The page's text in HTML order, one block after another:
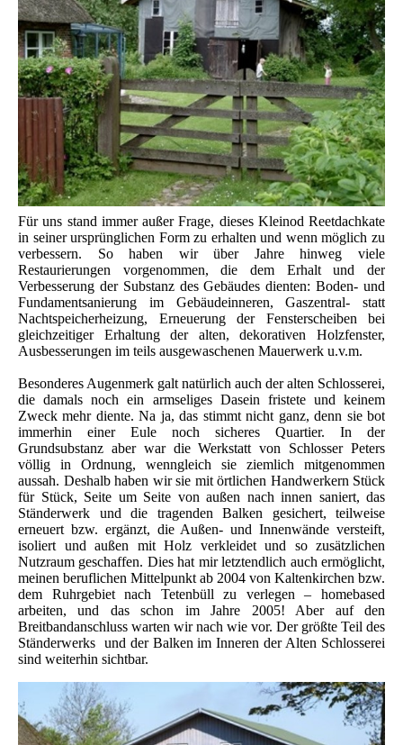
Für uns stand immer außer Frage, dieses Kleinod Reetdachkate
in seiner ursprünglichen Form zu erhalten und wenn möglich zu
verbessern. So haben wir über Jahre hinweg viele
Restaurierungen vorgenommen, die dem Erhalt und der
Verbesserung der Substanz des Gebäudes dienten: Boden- und
Fundamentsanierung im Gebäudeinneren, Gaszentral- statt
Nachtspeicherheizung, Erneuerung der Fensterscheiben bei
gleichzeitiger Erhaltung der alten, dekorativen Holzfenster,
Ausbesserungen im teils ausgewaschenen Mauerwerk u.v.m.
Besonderes Augenmerk galt natürlich auch der alten Schlosserei,
die damals noch ein armseliges Dasein fristete und keinem
Zweck mehr diente. Na ja, das stimmt nicht ganz, denn sie bot
immerhin einer Eule noch sicheres Quartier. In der
Grundsubstanz aber war die Werkstatt von Schlosser Peters
völlig in Ordnung, wenngleich sie ziemlich mitgenommen
aussah. Deshalb haben wir sie mit örtlichen Handwerkern Stück
für Stück, Seite um Seite von außen nach innen saniert, das
Ständerwerk und die tragenden Balken gesichert, teilweise
erneuert bzw. ergänzt, die Außen- und Innenwände versteift,
isoliert und außen mit Holz verkleidet und so zusätzlichen
Nutzraum geschaffen. Dies hat mir letztendlich auch ermöglicht,
meinen beruflichen Mittelpunkt ab 2004 von Kaltenkirchen bzw.
dem Ruhrgebiet nach Tetenbüll zu verlegen – homebased
arbeiten, und das schon im Jahre 2005! Aber auf den
Breitbandanschluss warten wir nach wie vor. Der größte Teil des
Ständerwerks und der Balken im Inneren der Alten Schlosserei
sind weiterhin sichtbar.